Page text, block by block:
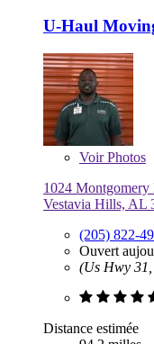
U-Haul
VoirPhotos
1024
Vestavia Hills, AL
(205) 822-
Ouvert
(Us Hwy
Distance estimée